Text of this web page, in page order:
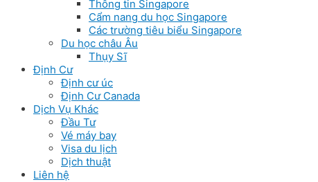
Thông tin Singapore
Cẩm nang du học Singapore
Các trường tiêu biểu Singapore
Du học châu Âu
Thụy Sĩ
Định Cư
Định cư úc
Định Cư Canada
Dịch Vụ Khác
Đầu Tư
Vé máy bay
Visa du lịch
Dịch thuật
Liên hệ